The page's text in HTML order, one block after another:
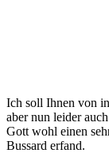
Ich soll Ihnen von
aber nun leider
Gott wohl einen
Bussard erfand.